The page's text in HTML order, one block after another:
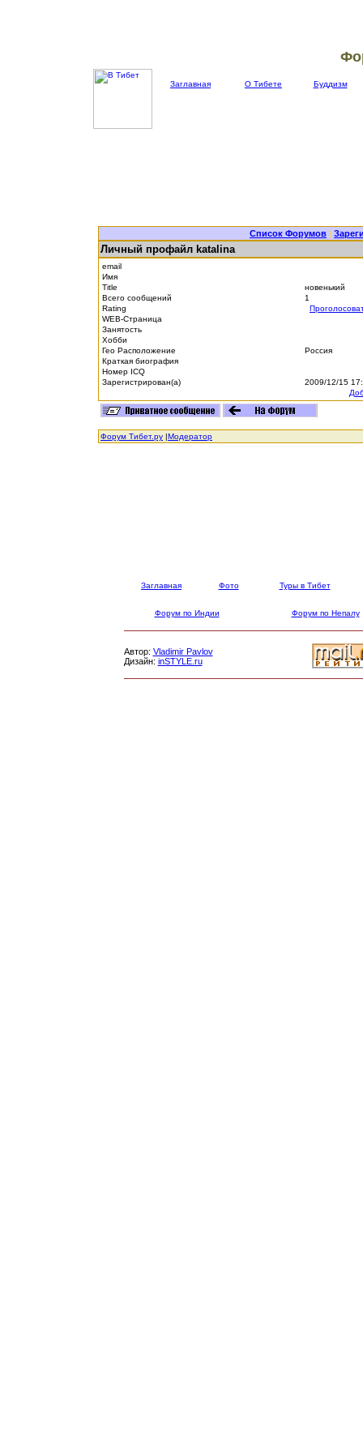
Заглавная О Тибете Буддизм
Список Форумов |
Личный профайл katalina
email
Имя
Title
новенький
Всего сообщений
1
Rating
WEB-Страница
Занятость
Хобби
Гео Расположение
Россия
Краткая биография
Номер ICQ
Зарегистрирован(а)
2009/12/15
Форум Тибет.ру |Модератор
Заглавная Фото Туры в Тибет
Форум по Индии Форум по Непалу
Автор: Vladimir Pavlov
Дизайн: inSTYLE.ru